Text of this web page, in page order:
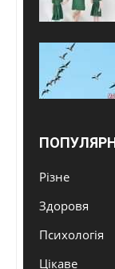
Різне
Здоровя
Психологія
Цікаве